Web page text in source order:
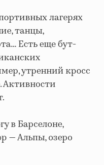
лагерях
танцы,
Есть еще бут-
утренний кросс
Активности
в Барселоне,
— Альпы, озеро